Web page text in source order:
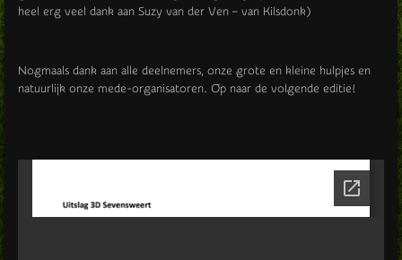
heel erg veel dank aan Suzy van der Ven – van Kilsdonk)
Nogmaals dank aan alle deelnemers, onze grote en kleine hulpjes en
natuurlijk onze mede-organisatoren. Op naar de volgende editie!